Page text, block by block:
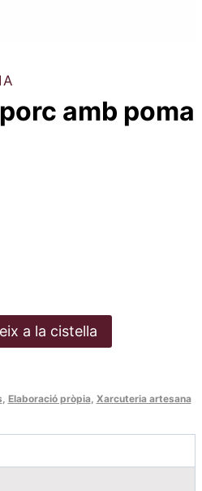
amb poma
a la cistella
, Elaboració pròpia, Xarcuteria artesana